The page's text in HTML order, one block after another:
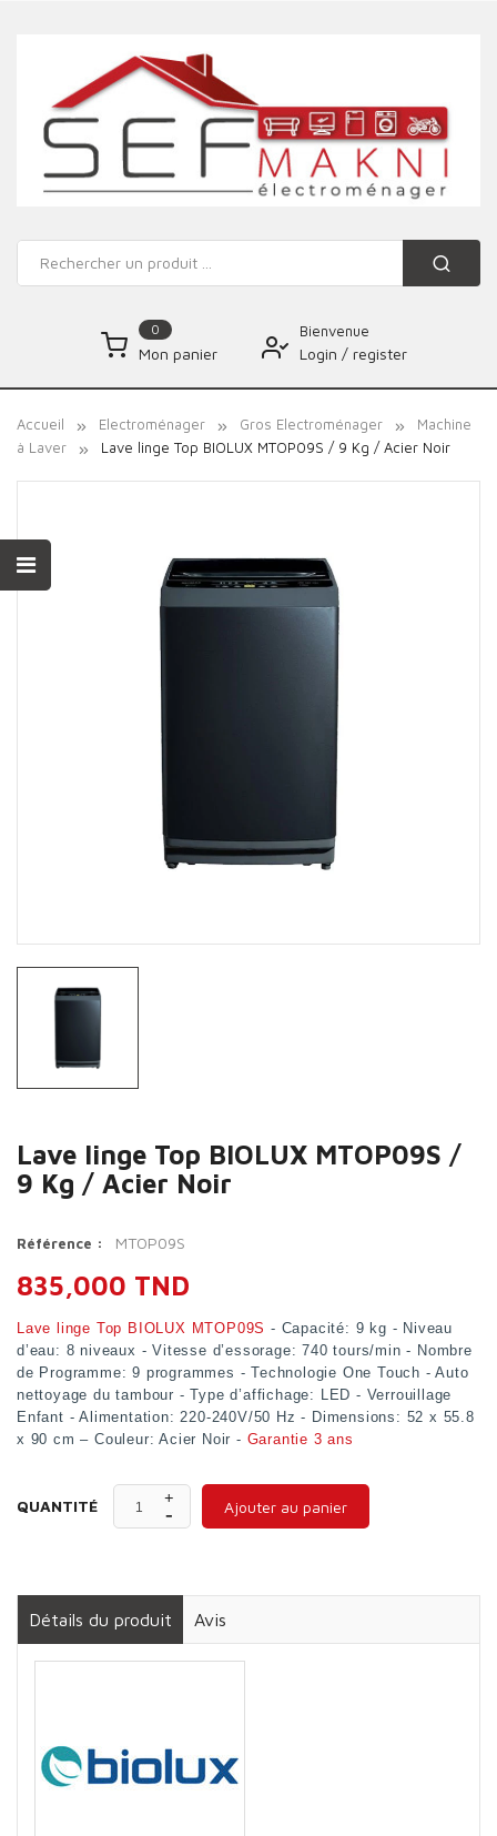
0
Mon panier
Bienvenue
Login / register
Accueil Electroménager Gros Electroménager
Machine
à Laver
Lave linge Top BIOLUX MTOP09S / 9 Kg / Acier Noir
Lave linge Top BIOLUX MTOP09S /
9 Kg / Acier Noir
Référence : MTOP09S
835,000 TND
Lave linge Top BIOLUX MTOP09S - Capacité: 9 kg - Niveau
d’eau: 8 niveaux - Vitesse d’essorage: 740 tours/min - Nombre
de Programme: 9 programmes - Technologie One Touch - Auto
nettoyage du tambour - Type d’affichage: LED - Verrouillage
Enfant - Alimentation: 220-240V/50 Hz - Dimensions: 52 x 55.8
x 90 cm – Couleur: Acier Noir - Garantie 3 ans
QUANTITÉ Ajouter au panier
Détails du produit Avis